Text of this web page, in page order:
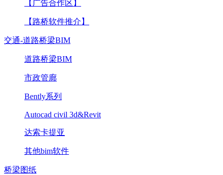
【广告合作区】
【路桥软件推介】
交通-道路桥梁BIM
道路桥梁BIM
市政管廊
Bently系列
Autocad civil 3d&Revit
达索卡提亚
其他bim软件
桥梁图纸